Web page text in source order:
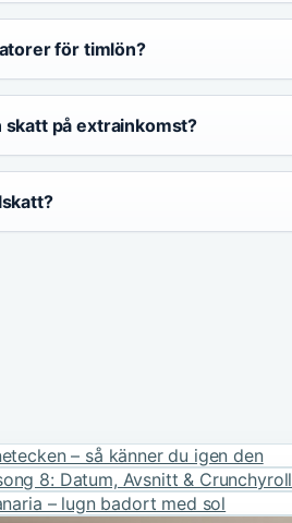
för timlön?
skatt på extrainkomst?
– så känner du igen den
8: Datum, Avsnitt & Crunchyroll
– lugn badort med sol